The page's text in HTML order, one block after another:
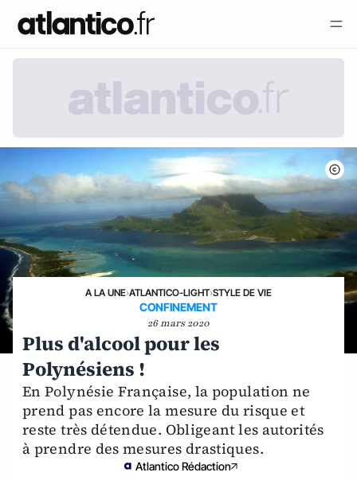
A LA UNE›ATLANTICO-LIGHT›STYLE DE VIE
CONFINEMENT
26 mars 2020
Plus d'alcool pour les
Polynésiens !
En Polynésie Française, la population ne
prend pas encore la mesure du risque et
reste très détendue. Obligeant les autorités
à prendre des mesures drastiques.
Atlantico Rédaction